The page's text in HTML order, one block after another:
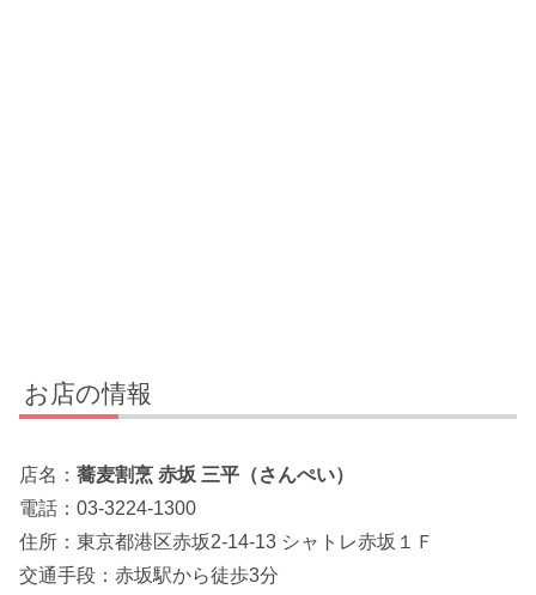
お店の情報
店名： 蕎麦割烹 赤坂 三平（さんぺい）
電話：03-3224-1300
住所：東京都港区赤坂2-14-13 シャトレ赤坂１Ｆ
交通手段：赤坂駅から徒歩3分